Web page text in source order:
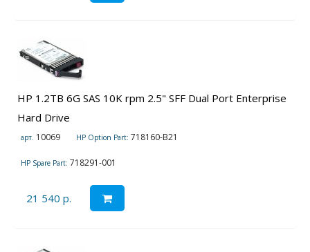
HP 1.2TB 6G SAS 10K rpm 2.5" SFF Dual Port Enterprise
Hard Drive
арт. 10069 HP Option Part: 718160-B21
HP Spare Part: 718291-001
21 540 р.